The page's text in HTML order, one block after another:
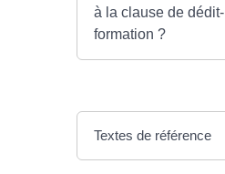
à la clause de dédit-
formation ?
Textes de référence